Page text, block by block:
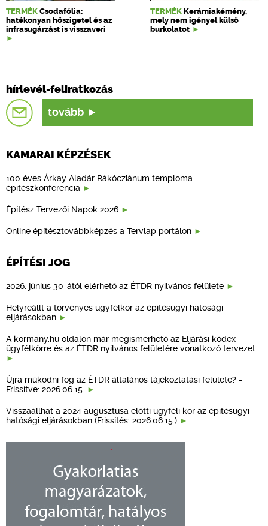
TERMÉK Csodafólia:
hatékonyan hőszigetel és az
infrasugárzást is visszaveri
TERMÉK Kerámiakémény,
mely nem igényel külső
burkolatot
hírlevél-feliratkozás
tovább
KAMARAI KÉPZÉSEK
100 éves Árkay Aladár Rákócziánum temploma
építészkonferencia
Építész Tervezői Napok 2026
Online építésztovábbképzés a Tervlap portálon
ÉPÍTÉSI JOG
2026. június 30-ától elérhető az ÉTDR nyilvános felülete
Helyreállt a törvényes ügyfélkör az építésügyi hatósági
eljárásokban
A kormany.hu oldalon már megismerhető az Eljárási kódex
ügyfélkörre és az ÉTDR nyilvános felületére vonatkozó tervezet
Újra működni fog az ÉTDR általános tájékoztatási felülete? -
Frissítve: 2026.06.15.
Visszaállhat a 2024 augusztusa előtti ügyféli kör az építésügyi
hatósági eljárásokban (Frissítés: 2026.06.15.)